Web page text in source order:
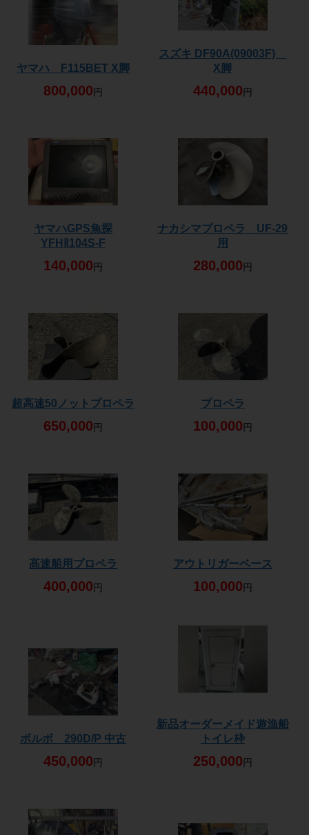
ヤマハ F115BET X脚
800,000 円
スズキ DF90A(09003F)
X脚
440,000 円
ヤマハGPS魚探
YFHⅡ104S-F
140,000 円
ナカシマプロペラ UF-29
用
280,000 円
超高速50ノットプロペラ
650,000 円
プロペラ
100,000 円
高速船用プロペラ
400,000 円
アウトリガーベース
100,000 円
ボルボ 290D/P 中古
450,000 円
新品オーダーメイド遊漁船
トイレ枠
250,000 円